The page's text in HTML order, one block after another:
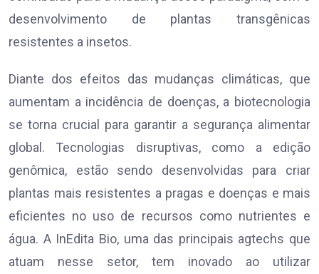
desenvolvimento de plantas transgênicas
resistentes a insetos.
Diante dos efeitos das mudanças climáticas, que
aumentam a incidência de doenças, a biotecnologia
se torna crucial para garantir a segurança alimentar
global. Tecnologias disruptivas, como a edição
genômica, estão sendo desenvolvidas para criar
plantas mais resistentes a pragas e doenças e mais
eficientes no uso de recursos como nutrientes e
água. A InEdita Bio, uma das principais agtechs que
atuam nesse setor, tem inovado ao utilizar